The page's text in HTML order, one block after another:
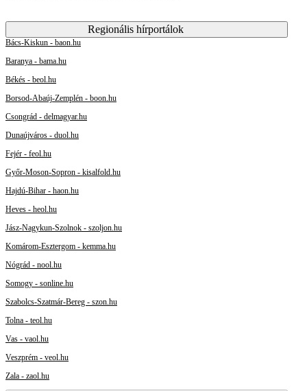
Regionális hírportálok
Bács-Kiskun - baon.hu
Baranya - bama.hu
Békés - beol.hu
Borsod-Abaúj-Zemplén - boon.hu
Csongrád - delmagyar.hu
Dunaújváros - duol.hu
Fejér - feol.hu
Győr-Moson-Sopron - kisalfold.hu
Hajdú-Bihar - haon.hu
Heves - heol.hu
Jász-Nagykun-Szolnok - szoljon.hu
Komárom-Esztergom - kemma.hu
Nógrád - nool.hu
Somogy - sonline.hu
Szabolcs-Szatmár-Bereg - szon.hu
Tolna - teol.hu
Vas - vaol.hu
Veszprém - veol.hu
Zala - zaol.hu